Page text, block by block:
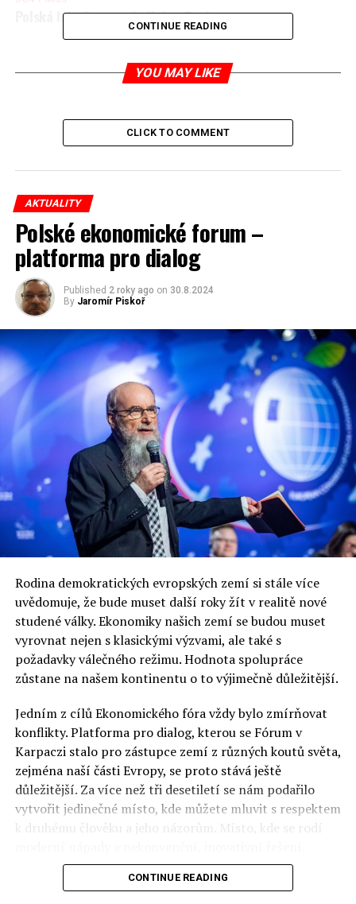
Polská letadla rezaví někde v Rusku
Jaromír Piskoř
redaktor a editor polskodnes.cz
CONTINUE READING
YOU MAY LIKE
CLICK TO COMMENT
AKTUALITY
Polské ekonomické forum –
platforma pro dialog
Published 2 roky ago on 30.8.2024
By Jaromír Piskoř
Rodina demokratických evropských zemí si stále více
uvědomuje, že bude muset další roky žít v realitě nové
studené války. Ekonomiky našich zemí se budou muset
vyrovnat nejen s klasickými výzvami, ale také s
požadavky válečného režimu. Hodnota spolupráce
zůstane na našem kontinentu o to výjimečně důležitější.
Jedním z cílů Ekonomického fóra vždy bylo zmírňovat
konflikty. Platforma pro dialog, kterou se Fórum v
Karpaczi stalo pro zástupce zemí z různých koutů světa,
zejména naší části Evropy, se proto stává ještě
důležitější. Za více než tři desetiletí se nám podařilo
vytvořit jedinečné místo, kde můžete mluvit s respektem
k druhému člověku a jeho názorům. Místo, kde se rodí
Polsko musí mít instituce, jejichž horizont činnosti je
CONTINUE READING